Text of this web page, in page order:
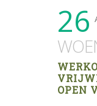
26
OPEN